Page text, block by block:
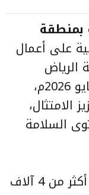
بمنطقة
الرياض
ومحافظات المنطقة خلال شهر مايو 2026م،
السلامة
وأسفرت الجولات الرقابية عن رصد أكثر من 4 آلاف